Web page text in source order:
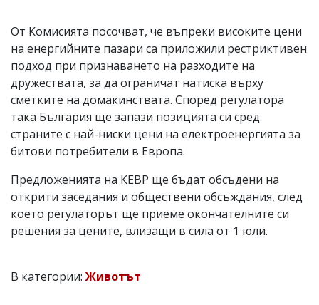
От Комисията посочват, че въпреки високите цени
на енергийните пазари са приложили рестриктивен
подход при признаването на разходите на
дружествата, за да ограничат натиска върху
сметките на домакинствата. Според регулатора
така България ще запази позицията си сред
страните с най-ниски цени на електроенергията за
битови потребители в Европа.
Предложенията на КЕВР ще бъдат обсъдени на
открити заседания и обществени обсъждания, след
което регулаторът ще приеме окончателните си
решения за цените, влизащи в сила от 1 юли.
В категории:Животът